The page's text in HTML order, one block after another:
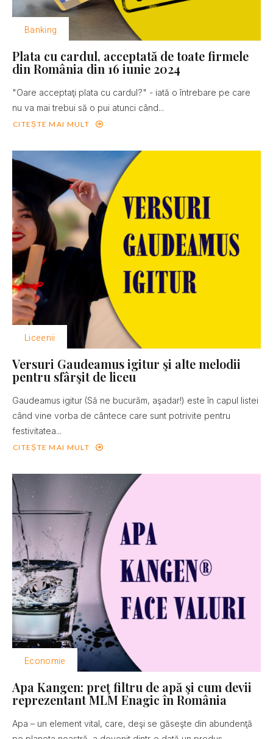
Banking
Plata cu cardul, acceptată de toate firmele
din România din 16 iunie 2024
"Oare acceptaţi plata cu cardul?" - iată o întrebare pe care
nu va mai trebui să o pui atunci când...
CITEȘTE MAI MULT
Liceenii
Versuri Gaudeamus igitur şi alte melodii
pentru sfârşit de liceu
Gaudeamus igitur (Să ne bucurăm, aşadar!) este în capul listei
când vine vorba de cântece care sunt potrivite pentru
festivitatea...
CITEȘTE MAI MULT
Economie
Apa Kangen: preţ filtru de apă şi cum devii
reprezentant MLM Enagic în România
Apa – un element vital, care, deşi se găseşte din abundenţă